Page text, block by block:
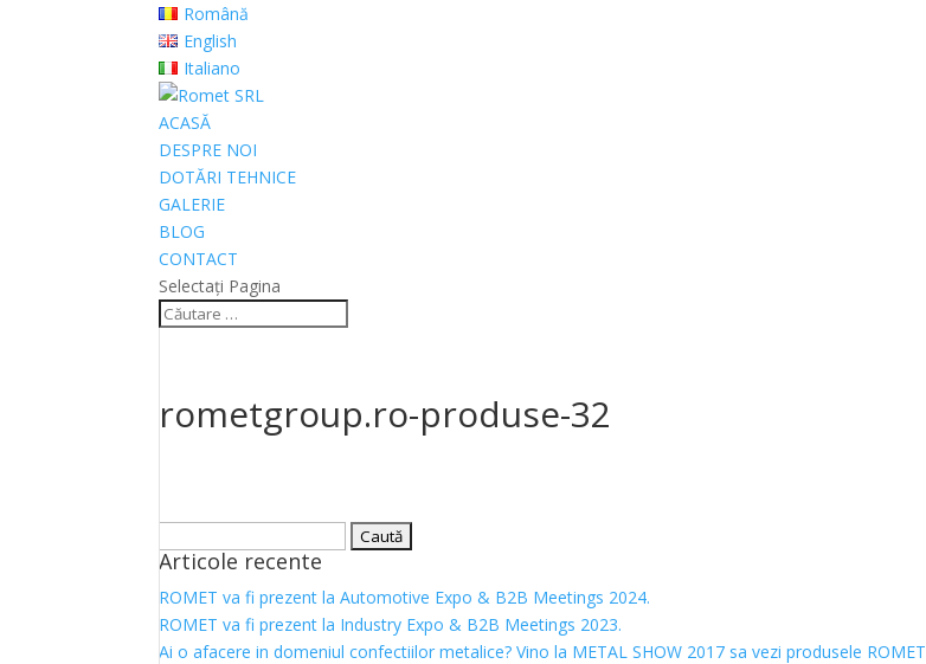
Română
English
Italiano
ACASĂ
DESPRE NOI
DOTĂRI TEHNICE
GALERIE
BLOG
CONTACT
Selectați Pagina
rometgroup.ro-produse-32
după:
Articole recente
ROMET va fi prezent la Automotive Expo & B2B Meetings 2024.
ROMET va fi prezent la Industry Expo & B2B Meetings 2023.
Ai o afacere in domeniul confectiilor metalice? Vino la METAL SHOW 2017 sa vezi produsele ROMET